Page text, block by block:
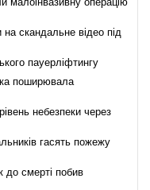
скандальне відео під
пауерліфтингу
поширювала
небезпеки через
гасять пожежу
до смерті побив